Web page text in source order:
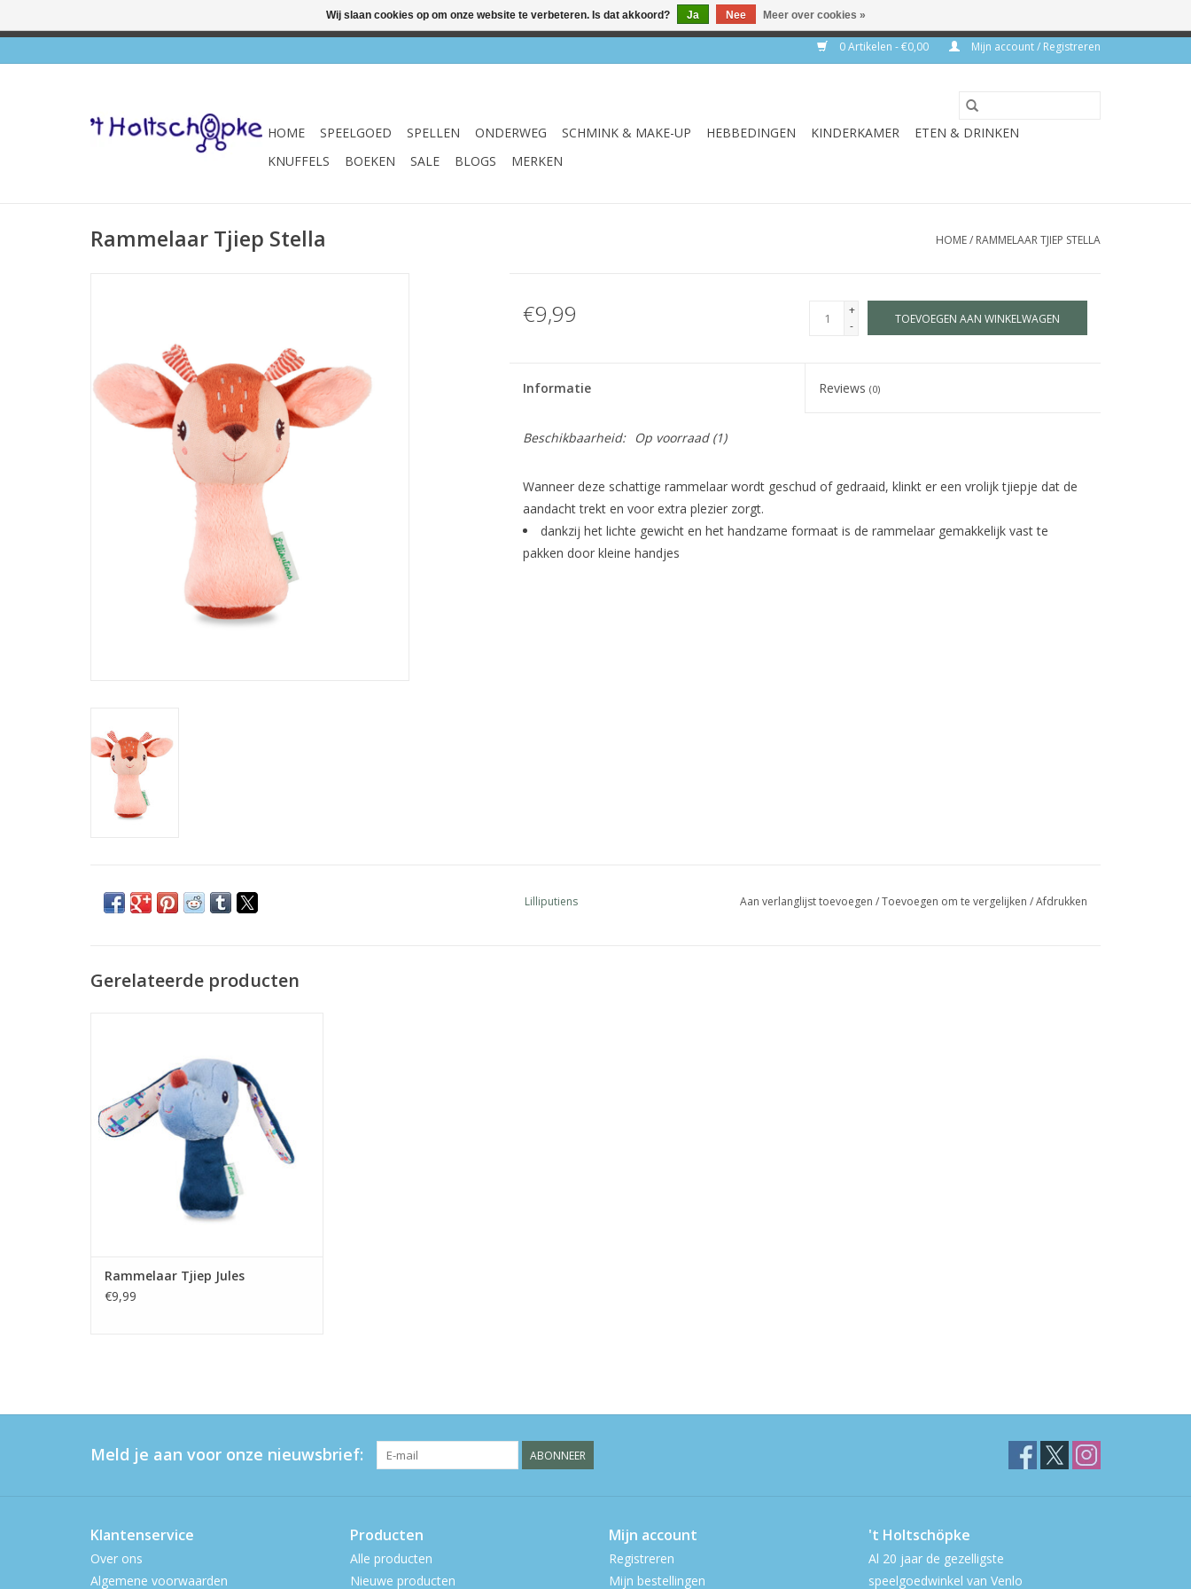
0 Artikelen - €0,00 Mijn account / Registreren
HOME SPEELGOED SPELLEN ONDERWEG SCHMINK & MAKE-UP HEBBEDINGEN KINDERKAMER
ETEN & DRINKEN
KNUFFELS
BOEKEN SALE BLOGS MERKEN
Rammelaar Tjiep Stella HOME/ RAMMELAAR TJIEP STELLA
€9,99
+
-
TOEVOEGEN AAN WINKELWAGEN
Informatie Reviews(0)
Beschikbaarheid: Op voorraad(1)
Wanneer deze schattige rammelaar wordt geschud of gedraaid, klinkt er een vrolijk tjiepje dat de
aandacht trekt en voor extra plezier zorgt.
dankzij het lichte gewicht en het handzame formaat is de rammelaar gemakkelijk vast te
pakken door kleine handjes
Lilliputiens Aan verlanglijst toevoegen /Toevoegen om te vergelijken /Afdrukken
Gerelateerde producten
Rammelaar Tjiep Jules
€9,99
Meld je aan voor onze nieuwsbrief: ABONNEER
Klantenservice
Over ons
Algemene voorwaarden
Producten
Alle producten
Nieuwe producten
Mijn account
Registreren
Mijn bestellingen
't Holtschöpke
Al 20 jaar de gezelligste
speelgoedwinkel van Venlo
Wij slaan cookies op om onze website te verbeteren. Is dat akkoord? Ja Nee Meer over cookies »
✔ Winkel & webshop ✔ Gratis verzenden vanaf €75 ✔ Levertijd 1-3 werkdagen